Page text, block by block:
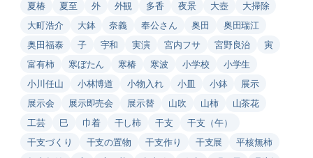
夏椿
夏至 外 外観 多香 夜景 大壺
大掃除
大町浩介
大鉢 奈義 奉公さん 奥田
奥田瑞江
奥田福泰
子 宇和 実演 宮内フサ 宮野良治
寅
富有柿
寒ぼたん 寒椿 寒波 小学校
小学生
小川任山
小林博道 小物入れ 小皿 小鉢
展示
展示会
展示即売会 展示替 山吹 山柿
山茶花
工芸
巳 巾着 干し柿 干支
干支（午）
干支づくり
干支の置物 干支作り 干支展
平核無柿